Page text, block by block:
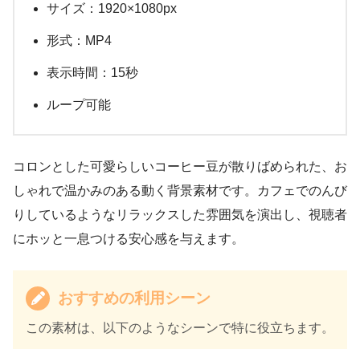
サイズ：1920×1080px
形式：MP4
表示時間：15秒
ループ可能
コロンとした可愛らしいコーヒー豆が散りばめられた、お
しゃれで温かみのある動く背景素材です。カフェでのんび
りしているようなリラックスした雰囲気を演出し、視聴者
にホッと一息つける安心感を与えます。
おすすめの利用シーン
この素材は、以下のようなシーンで特に役立ちます。